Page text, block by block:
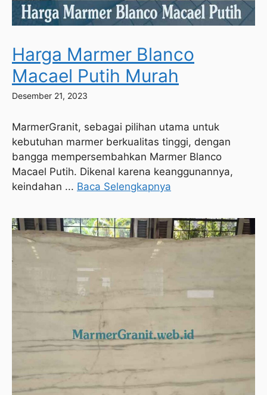
Harga Marmer Blanco
Macael Putih Murah
Desember 21, 2023
MarmerGranit, sebagai pilihan utama untuk
kebutuhan marmer berkualitas tinggi, dengan
bangga mempersembahkan Marmer Blanco
Macael Putih. Dikenal karena keanggunannya,
keindahan ... Baca Selengkapnya